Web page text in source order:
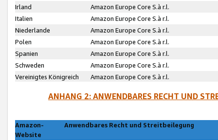
Irland
Amazon Europe Core S.à r.l.
Italien
Amazon Europe Core S.à r.l.
Niederlande
Amazon Europe Core S.à r.l.
Polen
Amazon Europe Core S.à r.l.
Spanien
Amazon Europe Core S.à r.l.
Schweden
Amazon Europe Core S.à r.l.
Vereinigtes Königreich
Amazon Europe Core S.à r.l.
ANHANG 2: ANWENDBARES RECHT UND
Amazon-
Website
Anwendbares Recht und Streitbeilegung